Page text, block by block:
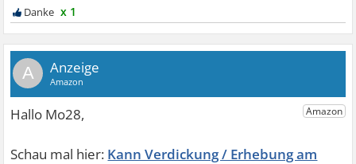
x 1
A
Kann Verdickung / Erhebung am